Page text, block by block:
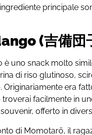
principale
(吉備団
è uno snack molto
di riso glutinoso,
Originariamente era
facilmente in
offerto in
di Momotarō, il